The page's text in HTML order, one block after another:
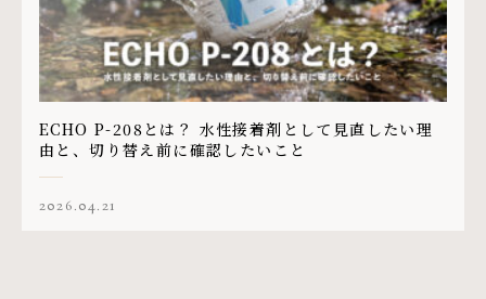
ECHO P-208とは？ 水性接着剤として見直したい理
由と、切り替え前に確認したいこと
2026.04.21